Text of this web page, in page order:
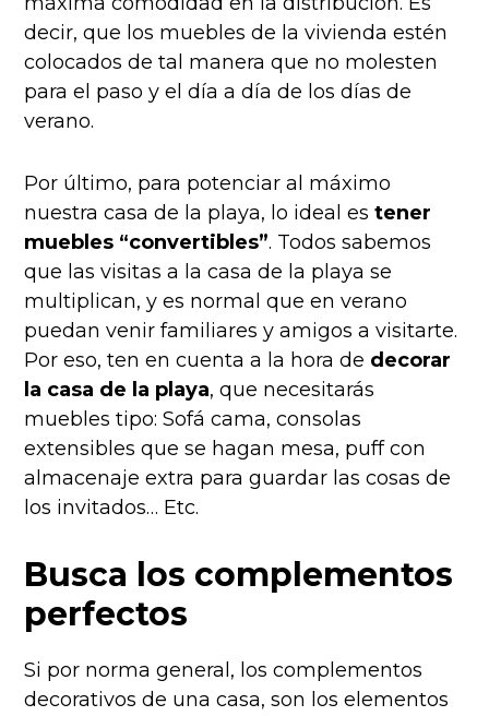
decir, que los muebles de la vivienda estén
colocados de tal manera que no molesten
para el paso y el día a día de los días de
verano.
Por último, para potenciar al máximo
nuestra casa de la playa, lo ideal es tener
muebles “convertibles”. Todos sabemos
que las visitas a la casa de la playa se
multiplican, y es normal que en verano
puedan venir familiares y amigos a visitarte.
Por eso, ten en cuenta a la hora de decorar
la casa de la playa, que necesitarás
muebles tipo: Sofá cama, consolas
extensibles que se hagan mesa, puff con
almacenaje extra para guardar las cosas de
los invitados… Etc.
Busca los complementos
perfectos
Si por norma general, los complementos
decorativos de una casa, son los elementos